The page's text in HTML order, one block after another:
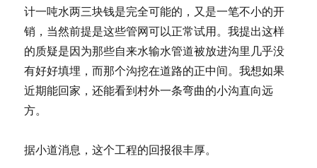
计一吨水两三块钱是完全可能的，又是一笔不小的开
销，当然前提是这些管网可以正常试用。我提出这样
的质疑是因为那些自来水输水管道被放进沟里几乎没
有好好填埋，而那个沟挖在道路的正中间。我想如果
近期能回家，还能看到村外一条弯曲的小沟直向远
方。
据小道消息，这个工程的回报很丰厚。